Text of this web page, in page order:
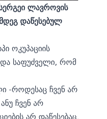
ლავროვის
დაწესებულ
ოკუპაციის
საფუძველი, რომ
-როდესაც ჩვენ არ
ჩვენ არ